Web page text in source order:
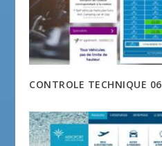
CONTROLE TECHNIQUE 06